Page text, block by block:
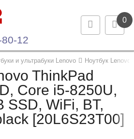
0
12
и ультрабуки Lenovo Ноутбук Lenovo
ThinkPad
Core i5-8250U,
SSD, WiFi, BT,
[20L6S23T00]